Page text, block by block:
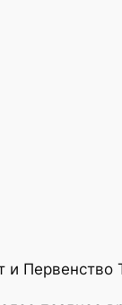
и Первенство